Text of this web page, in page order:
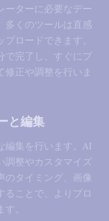
ーターに必要なデー
多くのツールは直感
ロードできます。
で完了し、すぐにプ
修正や調整を行いま
と編集
編集を行います。AI
調整やカスタマイズ
のタイミング、画像
ることで、よりプロ
。